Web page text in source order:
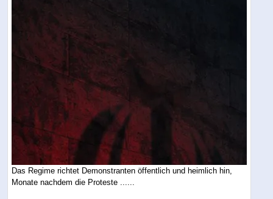
Das Regime richtet Demonstranten öffentlich und heimlich hin,
Monate nachdem die Proteste ......